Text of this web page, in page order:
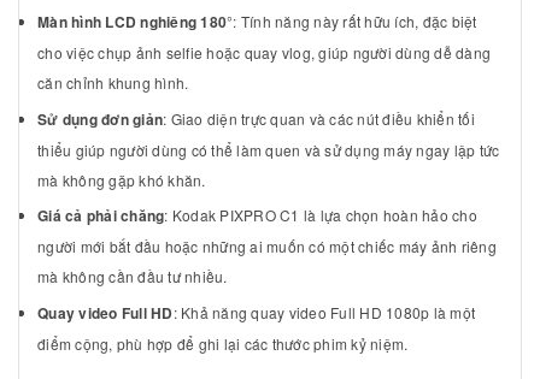
Màn hình LCD nghiêng 180°: Tính năng này rất hữu ích, đặc biệt
cho việc chụp ảnh selfie hoặc quay vlog, giúp người dùng dễ dàng
căn chỉnh khung hình.
Sử dụng đơn giản: Giao diện trực quan và các nút điều khiển tối
thiểu giúp người dùng có thể làm quen và sử dụng máy ngay lập tức
mà không gặp khó khăn.
Giá cả phải chăng: Kodak PIXPRO C1 là lựa chọn hoàn hảo cho
người mới bắt đầu hoặc những ai muốn có một chiếc máy ảnh riêng
mà không cần đầu tư nhiều.
Quay video Full HD: Khả năng quay video Full HD 1080p là một
điểm cộng, phù hợp để ghi lại các thước phim kỷ niệm.